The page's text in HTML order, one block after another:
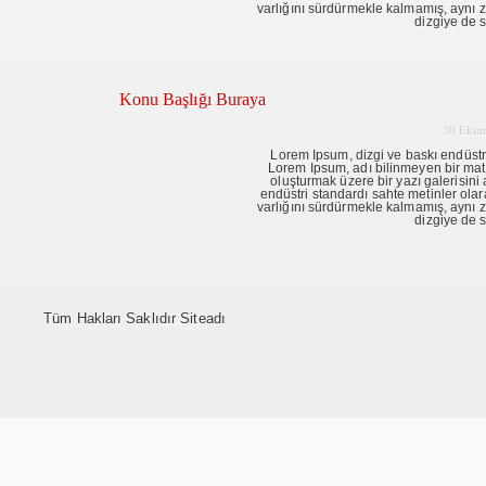
varlığını sürdürmekle kalmamış,
dizgiye de
Konu Başlığı Buraya
30
Lorem Ipsum, dizgi ve baskı
Lorem Ipsum, adı bilinmeyen bir
oluşturmak üzere bir yazı galerisini
endüstri standardı sahte metinler
varlığını sürdürmekle kalmamış,
dizgiye de
Tüm Hakları Saklıdır Siteadı